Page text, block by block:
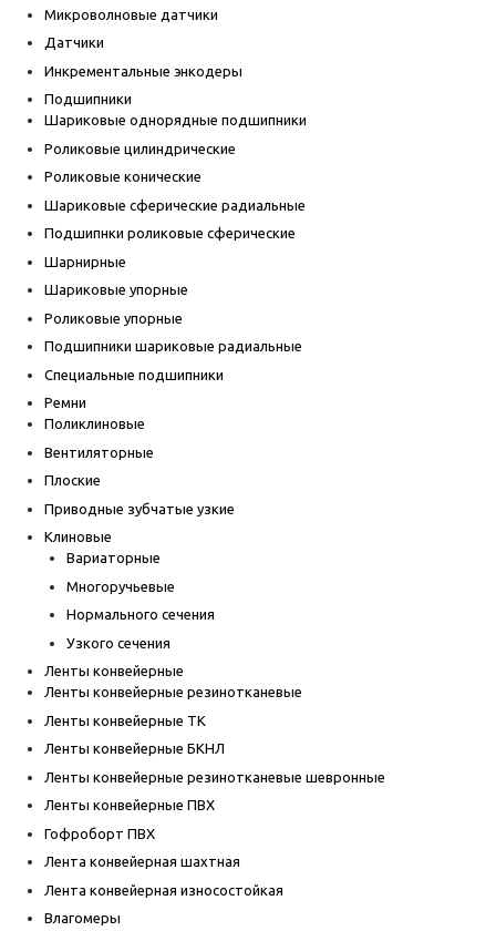
Микроволновые датчики
Датчики
Инкрементальные энкодеры
Подшипники
Шариковые однорядные подшипники
Роликовые цилиндрические
Роликовые конические
Шариковые сферические радиальные
Подшипнки роликовые сферические
Шарнирные
Шариковые упорные
Роликовые упорные
Подшипники шариковые радиальные
Специальные подшипники
Ремни
Поликлиновые
Вентиляторные
Плоские
Приводные зубчатые узкие
Клиновые
Вариаторные
Многоручьевые
Нормального сечения
Узкого сечения
Ленты конвейерные
Ленты конвейерные резинотканевые
Ленты конвейерные ТК
Ленты конвейерные БКНЛ
Ленты конвейерные резинотканевые шевронные
Ленты конвейерные ПВХ
Гофроборт ПВХ
Лента конвейерная шахтная
Лента конвейерная износостойкая
Влагомеры